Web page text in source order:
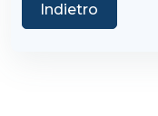
Indietro